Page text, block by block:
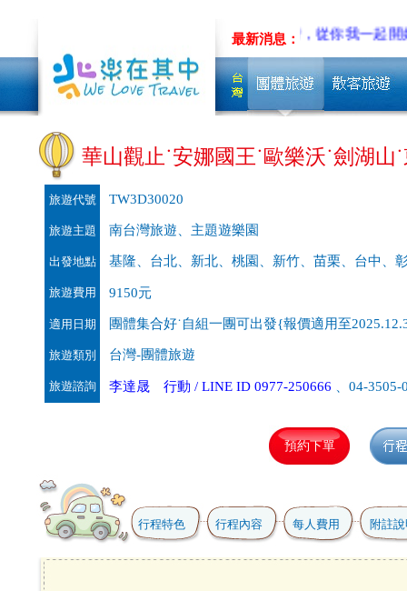
最新消息：
低碳旅行，從你我一起開始
華山觀止˙安娜國王˙歐樂沃˙劍湖山
旅遊代號 TW3D30020
旅遊主題 南台灣旅遊、主題遊樂園
出發地點 基隆、台北、新北、桃園、新竹、苗栗、台中、
旅遊費用 9150元
適用日期 團體集合好˙自組一團可出發{報價適用至
旅遊類別 台灣-團體旅遊
旅遊諮詢 李達晟 行動 / LINE ID 0977-250666 、04-3505-
行程特色 行程內容 每人費用 附註